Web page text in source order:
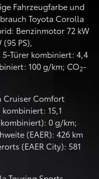
Fahrzeugfarbe und
Toyota Corolla
Benzinmotor 72 kW
PS),
5-Türer kombiniert: 4,4
100 g/km; CO2-
Cruiser Comfort
15,1
0 g/km;
(EAER): 426 km
(EAER City): 581